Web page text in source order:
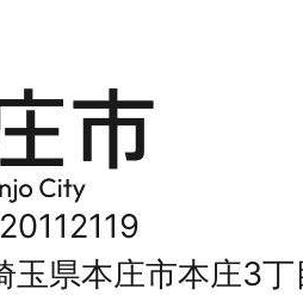
県本庄市本庄3丁